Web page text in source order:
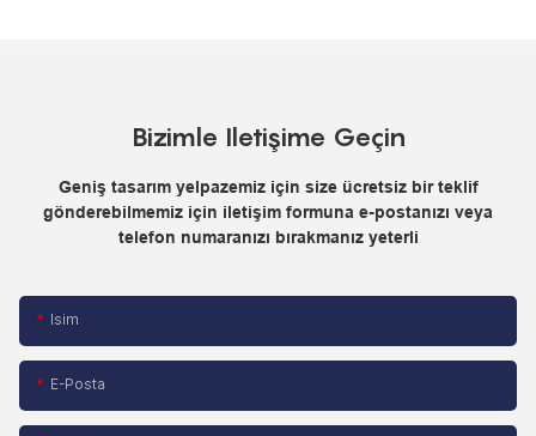
Bizimle Iletişime Geçin
Geniş tasarım yelpazemiz için size ücretsiz bir teklif
gönderebilmemiz için iletişim formuna e-postanızı veya
telefon numaranızı bırakmanız yeterli
Isim
E-Posta